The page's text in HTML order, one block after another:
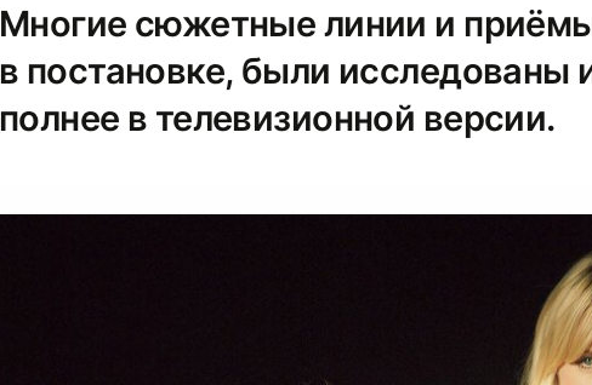
Многие сюжетные линии и
в постановке, были исследованы
полнее в телевизионной версии.